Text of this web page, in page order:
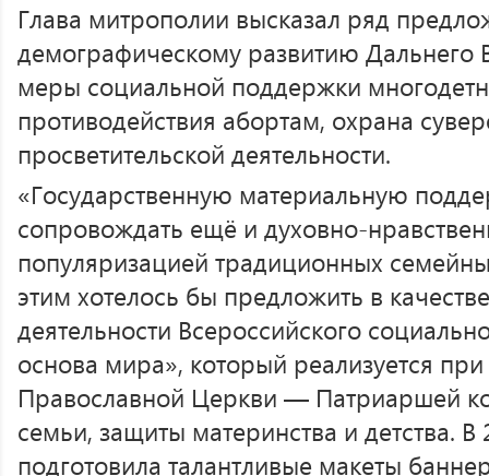
Глава митрополии высказал ряд
демографическому развитию Дальнего
меры социальной поддержки
противодействия абортам, охрана
просветительской деятельности.
«Государственную материальную
сопровождать ещё и духовно-
популяризацией традиционных
этим хотелось бы предложить в
деятельности Всероссийского
основа мира», который реализуется при
Православной Церкви — Патриаршей
семьи, защиты материнства и детства. В
подготовила талантливые макеты